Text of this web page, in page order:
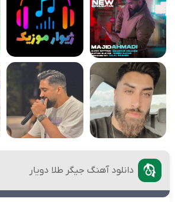
دانلود آهنگ جیگر طلا دویار